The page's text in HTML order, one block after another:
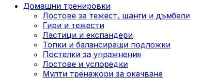
Домашни тренировки
Лостове за тежест, щанги и дъмбели
Гири и тежести
Ластици и експандери
Топки и балансиращи подложки
Постелки за упражнения
Лостове и успоредки
Мулти тренажори за окачване